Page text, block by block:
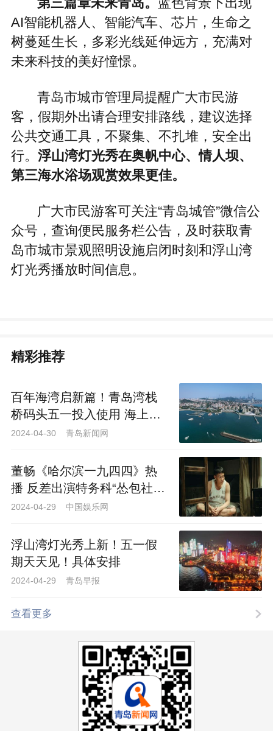
第三篇章未来青岛。 蓝色背景下出现
AI智能机器人、智能汽车、芯片，生命之
树蔓延生长，多彩光线延伸远方，充满对
未来科技的美好憧憬。
青岛市城市管理局提醒广大市民游
客，假期外出请合理安排路线，建议选择
公共交通工具，不聚集、不扎堆，安全出
行。 浮山湾灯光秀在奥帆中心、情人坝、
第三海水浴场观赏效果更佳。
广大市民游客可关注“青岛城管”微信公
众号，查询便民服务栏公告，及时获取青
岛市城市景观照明设施启闭时刻和浮山湾
灯光秀播放时间信息。
精彩推荐
百年海湾启新篇！青岛湾栈
桥码头五一投入使用 海上巴
士全城通启动
2024-04-30 青岛新闻网
董畅《哈尔滨一九四四》热
播 反差出演特务科“怂包社
畜”丁鹏
2024-04-29 中国娱乐网
浮山湾灯光秀上新！五一假
期天天见！具体安排
2024-04-29 青岛早报
查看更多